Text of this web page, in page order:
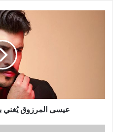
عيسى المرزوق يُغني